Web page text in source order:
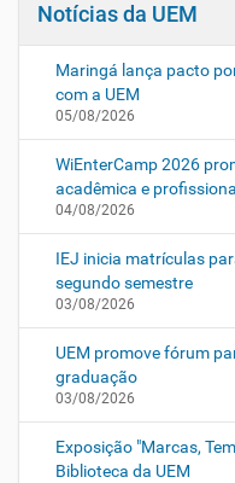
Notícias da UEM
Maringá lança pacto
com a UEM
05/08/2026
WiEnterCamp 2026
acadêmica e profissional
04/08/2026
IEJ inicia matrículas
segundo semestre
03/08/2026
UEM promove fórum
graduação
03/08/2026
Exposição "Marcas,
Biblioteca da UEM